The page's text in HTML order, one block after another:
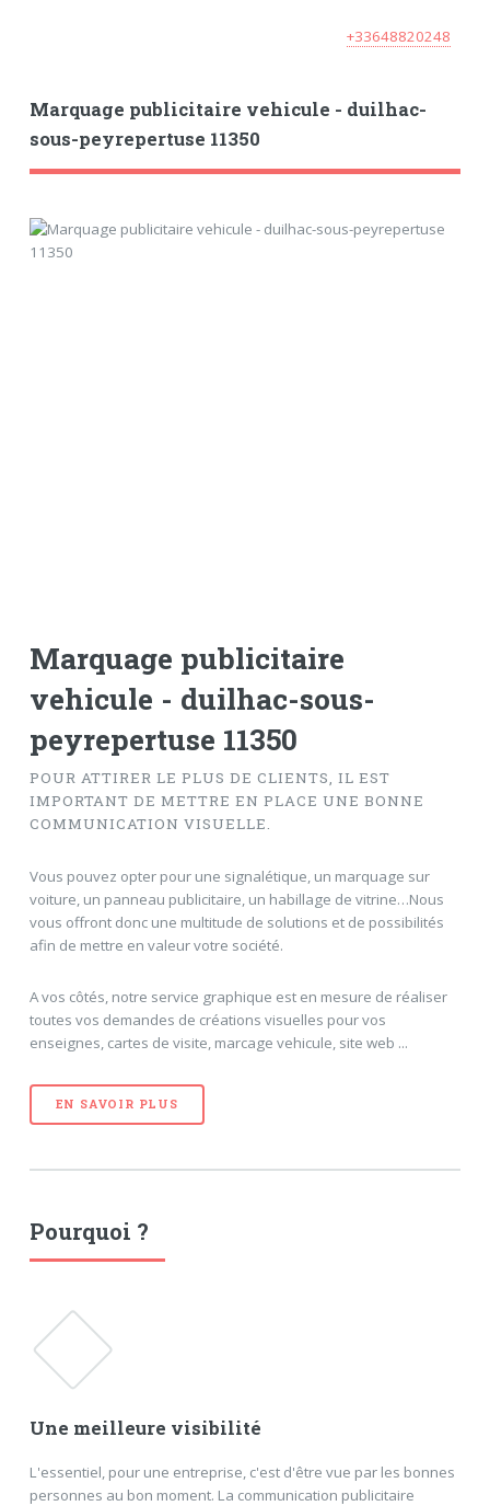
Marquage publicitaire vehicule - duilhac-
sous-peyrepertuse 11350
+33648820248
Marquage publicitaire
vehicule - duilhac-sous-
peyrepertuse 11350
POUR ATTIRER LE PLUS DE CLIENTS, IL EST
IMPORTANT DE METTRE EN PLACE UNE BONNE
COMMUNICATION VISUELLE.
Vous pouvez opter pour une signalétique, un marquage sur
voiture, un panneau publicitaire, un habillage de vitrine…Nous
vous offront donc une multitude de solutions et de possibilités
afin de mettre en valeur votre société.
A vos côtés, notre service graphique est en mesure de réaliser
toutes vos demandes de créations visuelles pour vos
enseignes, cartes de visite, marcage vehicule, site web ...
EN SAVOIR PLUS
Pourquoi ?
Une meilleure visibilité
L'essentiel, pour une entreprise, c'est d'être vue par les bonnes
personnes au bon moment. La communication publicitaire